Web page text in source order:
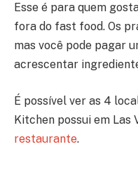
Esse é para quem
fora do fast food. Os
mas você pode pagar
acrescentar
É possível ver as 4
Kitchen possui em Las
restaurante.